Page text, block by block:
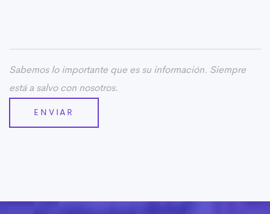
Sabemos lo importante que es su información. Siempre
está a salvo con nosotros.